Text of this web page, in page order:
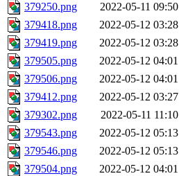
379250.png
2022-05-11 09:50
379418.png
2022-05-12 03:28
379419.png
2022-05-12 03:28
379505.png
2022-05-12 04:01
379506.png
2022-05-12 04:01
379412.png
2022-05-12 03:27
379302.png
2022-05-11 11:10
379543.png
2022-05-12 05:13
379546.png
2022-05-12 05:13
379504.png
2022-05-12 04:01